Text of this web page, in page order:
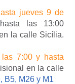
jueves 9 de
las 13:00
la calle Sicília.
7:00 y hasta
en la calle
B5, M26 y M1